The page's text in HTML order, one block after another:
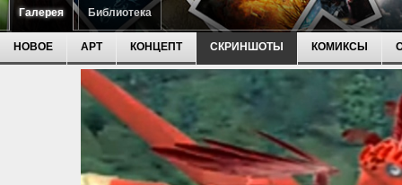
Галерея Библиотека
НОВОЕ АРТ КОНЦЕПТ СКРИНШОТЫ КОМИКСЫ